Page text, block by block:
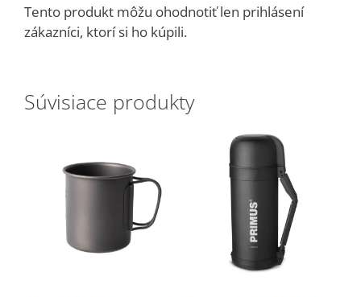
Tento produkt môžu ohodnotiť len prihlásení
zákazníci, ktorí si ho kúpili.
Súvisiace produkty